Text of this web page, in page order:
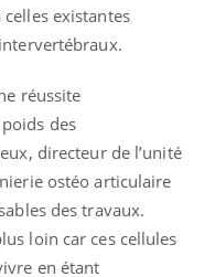
existantes
réussite
des
directeur de l’unité
ostéo articulaire
des travaux.
loin car ces cellules
en étant